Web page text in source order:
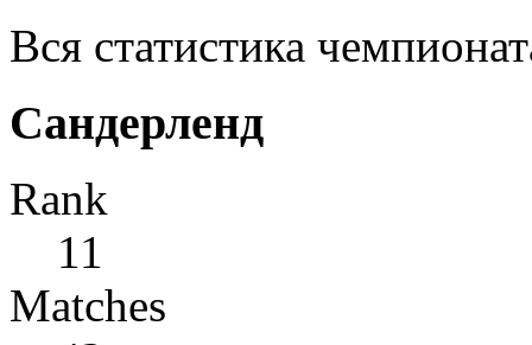
Вся статистика
Сандерленд
Rank
11
Matches